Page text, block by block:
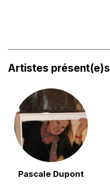
Artistes présent(e)s
Pascale Dupont